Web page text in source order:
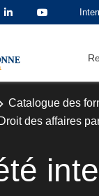
Catalogue des
des affaires